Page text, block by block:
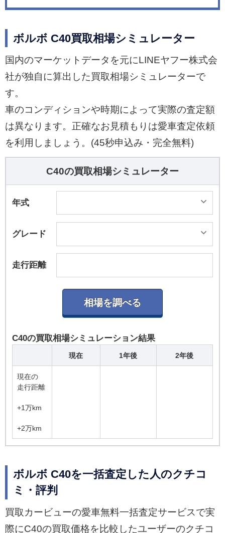
ボルボ C40買取相場シミュレーター
国内のマーケットデータを元にLINEヤフー株式会
社が独自に算出した買取相場シミュレーターで
す。
車のコンディションや時期によって実際の査定額
は異なります。正確なお見積もりは愛車査定依頼
を利用しましょう。(45秒申込み・完全無料)
C40の買取相場シミュレーター
年式
グレード
走行距離
C40の買取相場シミュレーション結果
現在 1年後 2年後
現在の
走行距離
+1万km
+2万km
ボルボ C40を一括査定した人のクチコ
ミ・評判
買取カービューの愛車無料一括査定サービスで実
際にC40の買取価格を比較したユーザーのクチコ